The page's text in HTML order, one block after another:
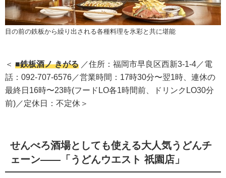
目の前の鉄板から繰り出される各種料理を氷彩と共に堪能
＜ ■鉄板酒ノ きがる ／住所：福岡市早良区西新3-1-4／電
話：092-707-6576／営業時間：17時30分〜翌1時、連休の
最終日16時〜23時(フードLO各1時間前、ドリンクLO30分
前)／定休日：不定休＞
せんべろ酒場としても使える大人気うどんチ
ェーン――「うどんウエスト 祇園店」